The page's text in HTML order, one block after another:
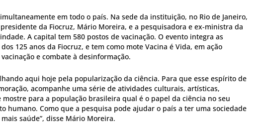
em todo o país. Na sede da instituição, no Rio de Janeiro,
da Fiocruz, Mário Moreira, e a pesquisadora e ex-ministra da
A capital tem 580 postos de vacinação. O evento integra as
125 anos da Fiocruz, e tem como mote Vacina é Vida, em ação
e combate à desinformação.
aqui hoje pela popularização da ciência. Para que esse espírito de
acompanhe uma série de atividades culturais, artísticas,
mostre para a população brasileira qual é o papel da ciência no seu
humano. Como que a pesquisa pode ajudar o país a ter uma sociedade
saúde”, disse Mário Moreira.